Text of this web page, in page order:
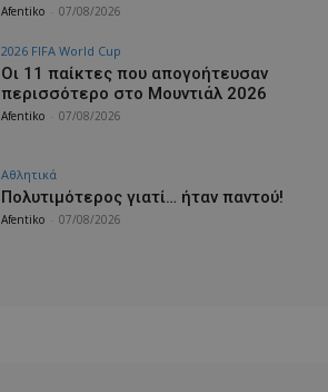
Afentiko 07/08/2026
2026 FIFA World Cup
Οι 11 παίκτες που απογοήτευσαν
περισσότερο στο Μουντιάλ 2026
Afentiko 07/08/2026
Αθλητικά
Πολυτιμότερος γιατί… ήταν παντού!
Afentiko 07/08/2026